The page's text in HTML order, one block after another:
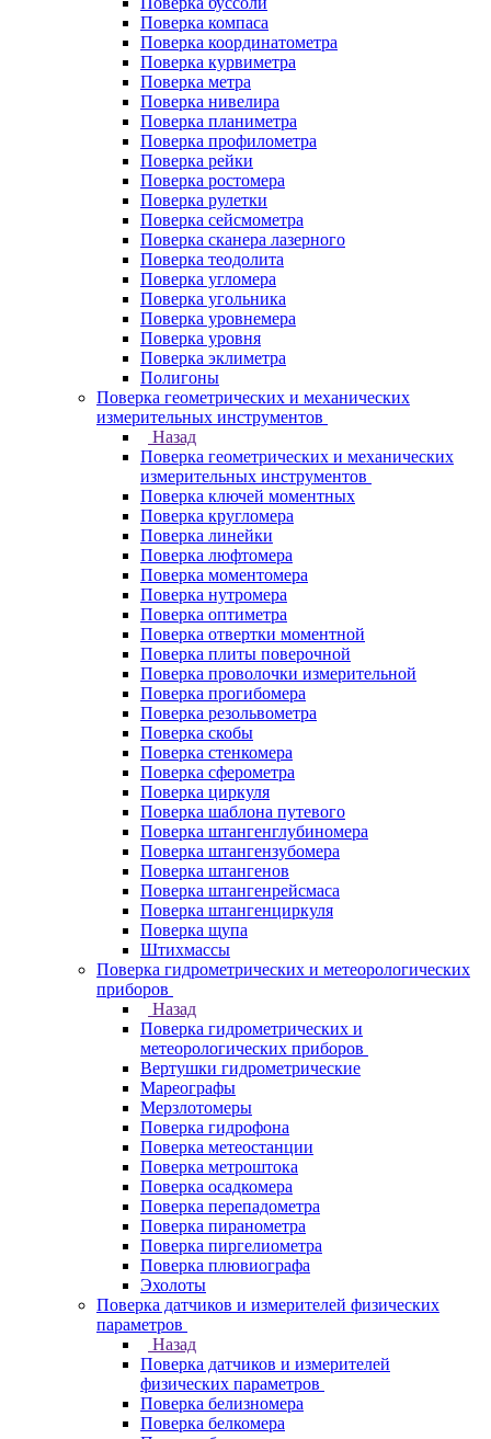
Поверка компаса
Поверка координатометра
Поверка курвиметра
Поверка метра
Поверка нивелира
Поверка планиметра
Поверка профилометра
Поверка рейки
Поверка ростомера
Поверка рулетки
Поверка сейсмометра
Поверка сканера лазерного
Поверка теодолита
Поверка угломера
Поверка угольника
Поверка уровнемера
Поверка уровня
Поверка эклиметра
Полигоны
Поверка геометрических и механических
измерительных инструментов
Назад
Поверка геометрических и механических
измерительных инструментов
Поверка ключей моментных
Поверка кругломера
Поверка линейки
Поверка люфтомера
Поверка моментомера
Поверка нутромера
Поверка оптиметра
Поверка отвертки моментной
Поверка плиты поверочной
Поверка проволочки измерительной
Поверка прогибомера
Поверка резольвометра
Поверка скобы
Поверка стенкомера
Поверка сферометра
Поверка циркуля
Поверка шаблона путевого
Поверка штангенглубиномера
Поверка штангензубомера
Поверка штангенов
Поверка штангенрейсмаса
Поверка штангенциркуля
Поверка щупа
Штихмассы
Поверка гидрометрических и метеорологических
приборов
Назад
Поверка гидрометрических и
метеорологических приборов
Вертушки гидрометрические
Мареографы
Мерзлотомеры
Поверка гидрофона
Поверка метеостанции
Поверка метроштока
Поверка осадкомера
Поверка перепадометра
Поверка пиранометра
Поверка пиргелиометра
Поверка плювиографа
Эхолоты
Поверка датчиков и измерителей физических
параметров
Назад
Поверка датчиков и измерителей
физических параметров
Поверка белизномера
Поверка белкомера